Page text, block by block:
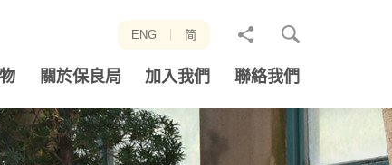
ENG 简
分
至
關於保良局 加入我們 聯絡我們